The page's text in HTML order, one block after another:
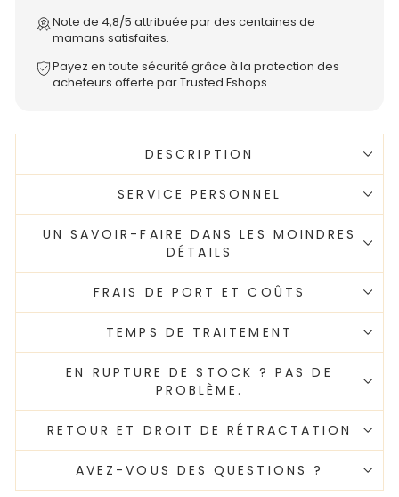
Note de 4,8/5 attribuée par des centaines de
mamans satisfaites.
Payez en toute sécurité grâce à la protection des
acheteurs offerte par Trusted Eshops.
DESCRIPTION
SERVICE PERSONNEL
UN SAVOIR-FAIRE DANS LES MOINDRES
DÉTAILS
FRAIS DE PORT ET COÛTS
TEMPS DE TRAITEMENT
EN RUPTURE DE STOCK ? PAS DE
PROBLÈME.
RETOUR ET DROIT DE RÉTRACTATION
AVEZ-VOUS DES QUESTIONS ?